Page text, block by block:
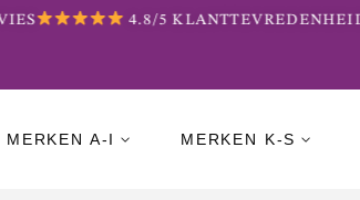
4.8/5 KLANTTEVREDENHEID
MERKEN A-I MERKEN K-S